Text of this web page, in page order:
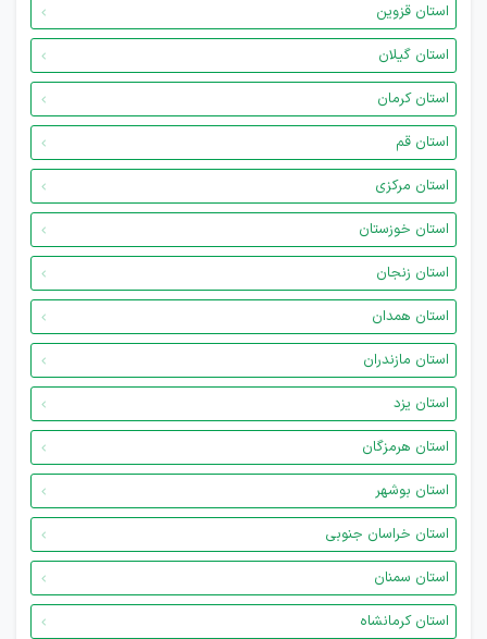
استان قزوین
استان گیلان
استان کرمان
استان قم
استان مرکزی
استان خوزستان
استان زنجان
استان همدان
استان مازندران
استان یزد
استان هرمزگان
استان بوشهر
استان خراسان جنوبی
استان سمنان
استان کرمانشاه